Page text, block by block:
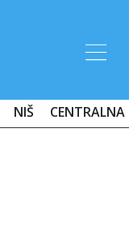
NIŠ CENTRALNA